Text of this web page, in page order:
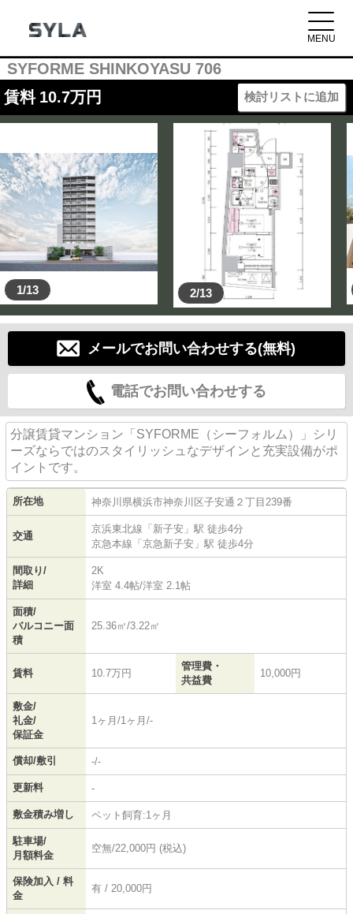
SYFORME SHINKOYASU 706
賃料 10.7万円 検討リストに追加
1/13 2/13
メールでお問い合わせする(無料)
電話でお問い合わせする
分譲賃貸マンション「SYFORME（シーフォルム）」シリ
ーズならではのスタイリッシュなデザインと充実設備がポ
イントです。
所在地 神奈川県横浜市神奈川区子安通 ２丁目239番
交通
京浜東北線 「 新子安 」駅 徒歩4分
京急本線 「 京急新子安 」駅 徒歩4分
間取り/
詳細
2K
洋室 4.4帖/洋室 2.1帖
面積/
バルコニー面
積
25.36㎡/3.22㎡
賃料 10.7万円
管理費・
共益費
10,000円
敷金/
礼金/
保証金
1ヶ月/1ヶ月/-
償却/敷引 -/-
更新料 -
敷金積み増し ペット飼育:1ヶ月
駐車場/
月額料金
空無/22,000円 (税込)
保険加入 / 料
金
有 / 20,000円